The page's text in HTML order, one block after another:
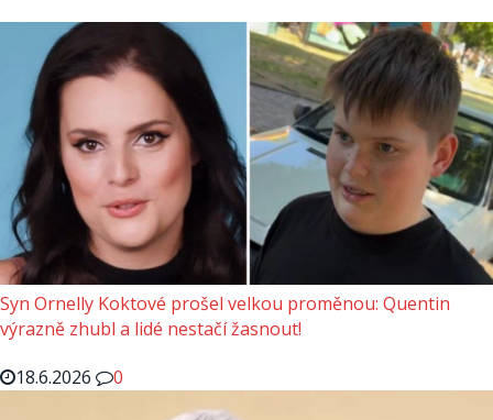
Syn Ornelly Koktové prošel velkou proměnou: Quentin
výrazně zhubl a lidé nestačí žasnout!
18.6.2026
0